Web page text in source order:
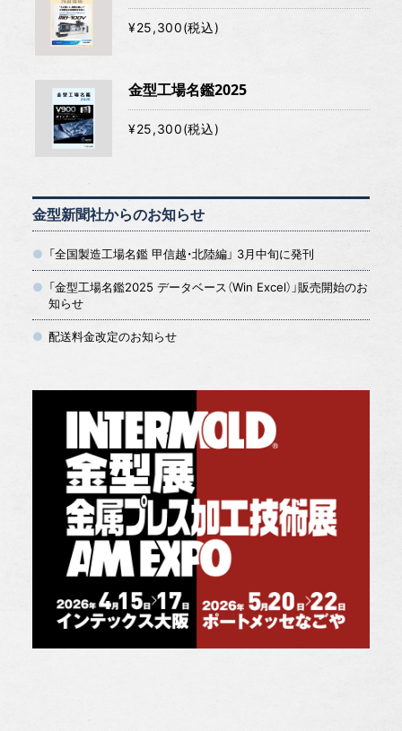
¥25,300(税込)
金型工場名鑑2025
¥25,300(税込)
金型新聞社からのお知らせ
「全国製造工場名鑑 甲信越・北陸編」 3月中旬に発刊
「金型工場名鑑2025 データベース（Win Excel）」販売開始のお
知らせ
配送料金改定のお知らせ